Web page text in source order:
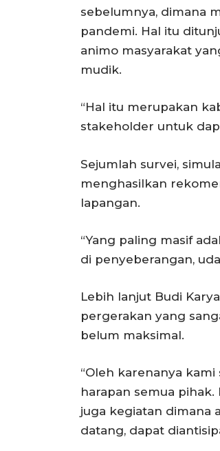
sebelumnya, dimana
pandemi. Hal itu
animo masyarakat
mudik.
“Hal itu merupakan
stakeholder untuk
Sejumlah survei,
menghasilkan
lapangan.
“Yang paling masif
di penyeberangan,
Lebih lanjut Budi
pergerakan yang
belum maksimal.
“Oleh karenanya
harapan semua
juga kegiatan dimana
datang, dapat